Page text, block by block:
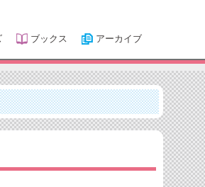
ブックス アーカイブ